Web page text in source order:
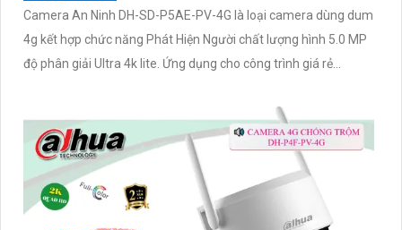
Camera An Ninh DH-SD-P5AE-PV-4G là loại camera dùng dum
4g kết hợp chức năng Phát Hiện Người chất lượng hình 5.0 MP
độ phân giải Ultra 4k lite. Ứng dụng cho công trình giá rẻ...